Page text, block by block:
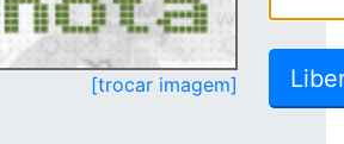
[trocar imagem]